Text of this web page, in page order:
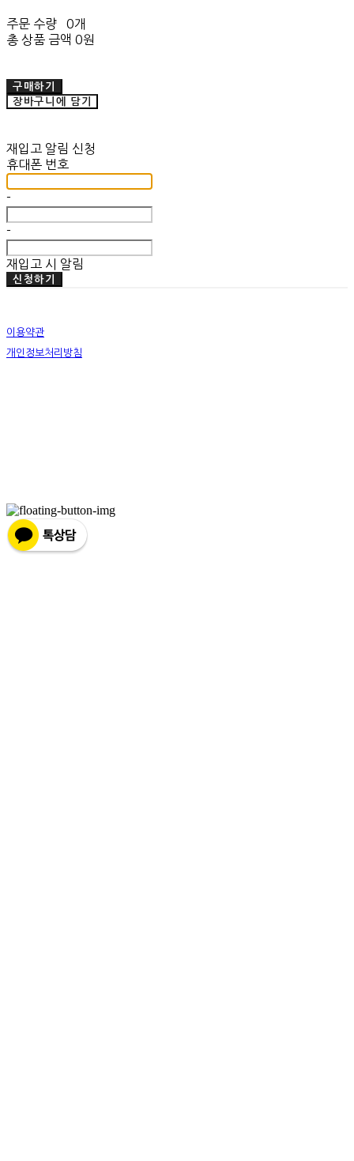
주문 수량
0개
총 상품 금액 0원
구매하기
장바구니에 담기
재입고 알림 신청
휴대폰 번호
-
-
재입고 시 알림
신청하기
이용약관
개인정보처리방침